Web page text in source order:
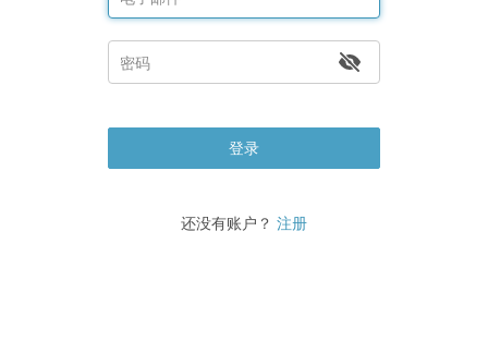
登录
还没有账户？ 注册